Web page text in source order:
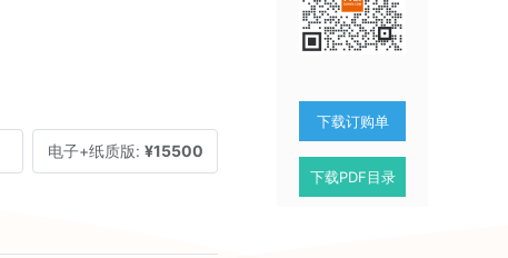
电子+纸质版: ¥15500
下载订购单
下载PDF目录